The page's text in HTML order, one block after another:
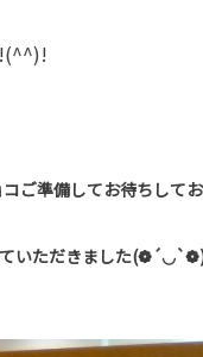
ご準備してお待ちして
いただきました